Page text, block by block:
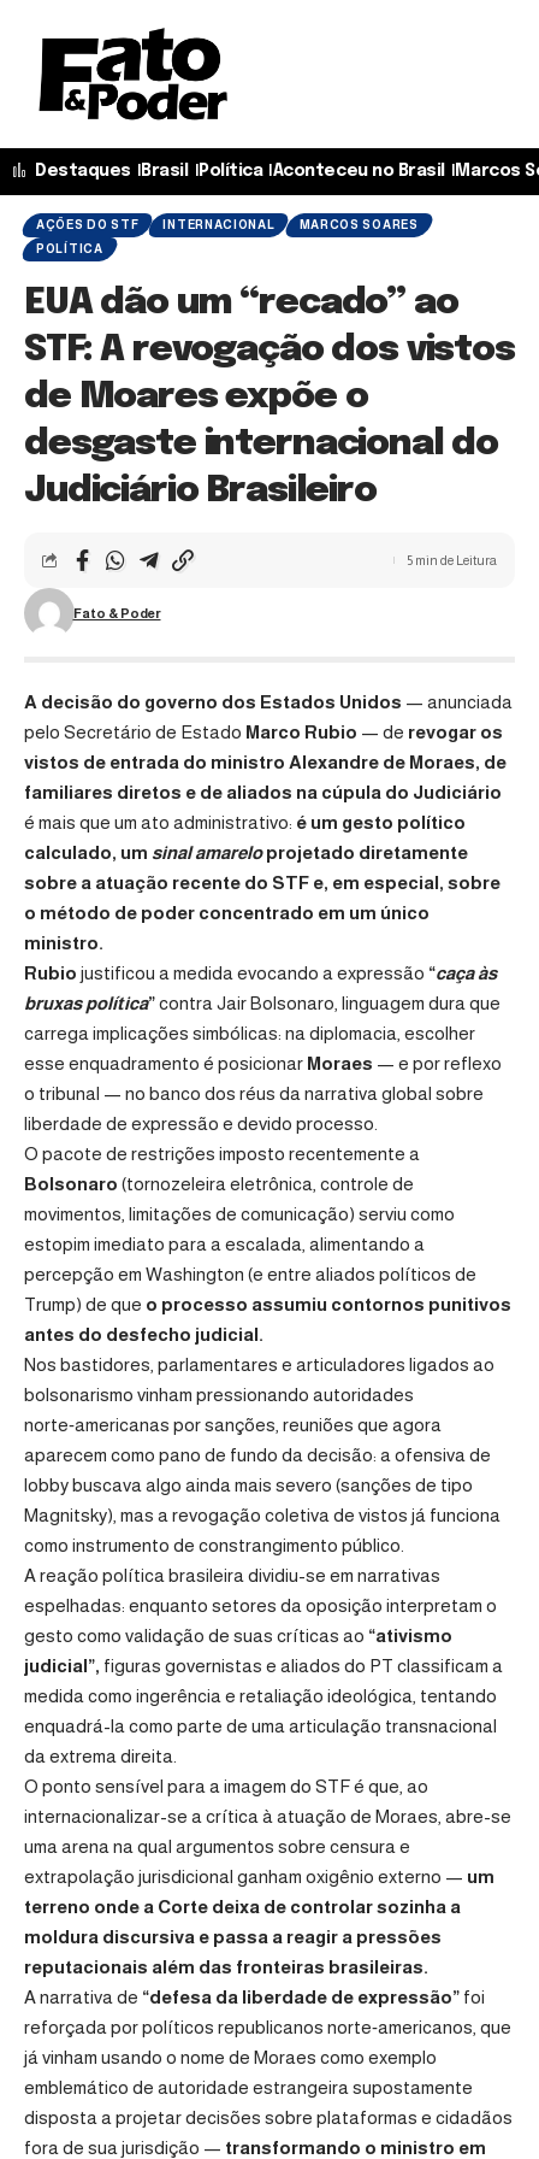
Destaques Brasil Política Aconteceu no Brasil Marcos
AÇÕES DO STF INTERNACIONAL
MARCOS SOARES
POLÍTICA
EUA dão um “recado” ao
STF: A revogação dos vistos
de Moares expõe o
desgaste internacional do
Judiciário Brasileiro
Fato & Poder
5 min de Leitura
A decisão do governo dos Estados Unidos — anunciada
pelo Secretário de Estado Marco Rubio — de revogar os
vistos de entrada do ministro Alexandre de Moraes, de
familiares diretos e de aliados na cúpula do Judiciário
é mais que um ato administrativo: é um gesto político
calculado, um sinal amareloprojetado diretamente
sobre a atuação recente do STF e, em especial, sobre
o método de poder concentrado em um único
ministro.
Rubio justificou a medida evocando a expressão “caça às
bruxas política”contra Jair Bolsonaro, linguagem dura que
carrega implicações simbólicas: na diplomacia, escolher
esse enquadramento é posicionar Moraes — e por reflexo
o tribunal — no banco dos réus da narrativa global sobre
liberdade de expressão e devido processo.
O pacote de restrições imposto recentemente a
Bolsonaro (tornozeleira eletrônica, controle de
movimentos, limitações de comunicação) serviu como
estopim imediato para a escalada, alimentando a
percepção em Washington (e entre aliados políticos de
Trump) de que o processo assumiu contornos punitivos
antes do desfecho judicial.
Nos bastidores, parlamentares e articuladores ligados ao
bolsonarismo vinham pressionando autoridades
norte‑americanas por sanções, reuniões que agora
aparecem como pano de fundo da decisão: a ofensiva de
lobby buscava algo ainda mais severo (sanções de tipo
Magnitsky), mas a revogação coletiva de vistos já funciona
como instrumento de constrangimento público.
A reação política brasileira dividiu-se em narrativas
espelhadas: enquanto setores da oposição interpretam o
gesto como validação de suas críticas ao “ativismo
judicial”, figuras governistas e aliados do PT classificam a
medida como ingerência e retaliação ideológica, tentando
enquadrá-la como parte de uma articulação transnacional
da extrema direita.
O ponto sensível para a imagem do STF é que, ao
internacionalizar-se a crítica à atuação de Moraes, abre-se
uma arena na qual argumentos sobre censura e
extrapolação jurisdicional ganham oxigênio externo — um
terreno onde a Corte deixa de controlar sozinha a
moldura discursiva e passa a reagir a pressões
reputacionais além das fronteiras brasileiras.
A narrativa de “defesa da liberdade de expressão” foi
reforçada por políticos republicanos norte‑americanos, que
já vinham usando o nome de Moraes como exemplo
emblemático de autoridade estrangeira supostamente
disposta a projetar decisões sobre plataformas e cidadãos
fora de sua jurisdição — transformando o ministro em